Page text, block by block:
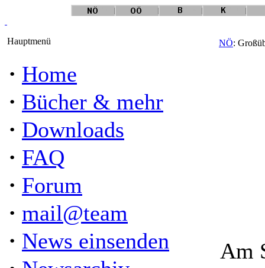
Hauptmenü
· Home
· Bücher & mehr
· Downloads
· FAQ
· Forum
· mail@team
· News einsenden
NÖ:
Am